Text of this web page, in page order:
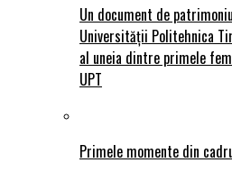
Un document de
Universității Politehnica
al uneia dintre primele
UPT
Primele momente din